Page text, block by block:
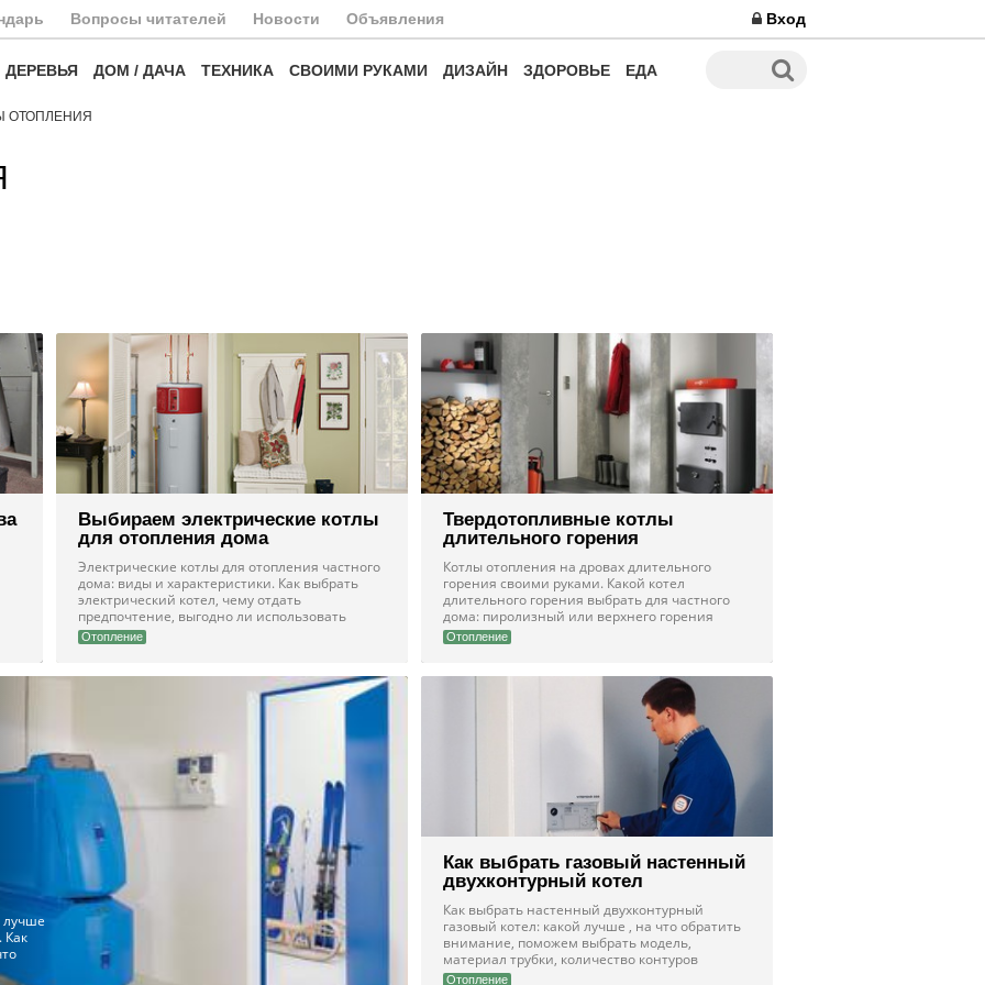
Вопросы читателей Новости Объявления Вход
ДЕРЕВЬЯ ДОМ / ДАЧА ТЕХНИКА СВОИМИ РУКАМИ ДИЗАЙН ЗДОРОВЬЕ ЕДА
ОТОПЛЕНИЯ
Выбираем электрические котлы
для отопления дома
Электрические котлы для отопления частного
дома: виды и характеристики. Как выбрать
электрический котел, чему отдать
предпочтение, выгодно ли использовать
Отопление
Твердотопливные котлы
длительного горения
Котлы отопления на дровах длительного
горения своими руками. Какой котел
длительного горения выбрать для частного
дома: пиролизный или верхнего горения
Отопление
лучше
Как
Как выбрать газовый настенный
двухконтурный котел
Как выбрать настенный двухконтурный
газовый котел: какой лучше , на что обратить
внимание, поможем выбрать модель,
материал трубки, количество контуров
Отопление